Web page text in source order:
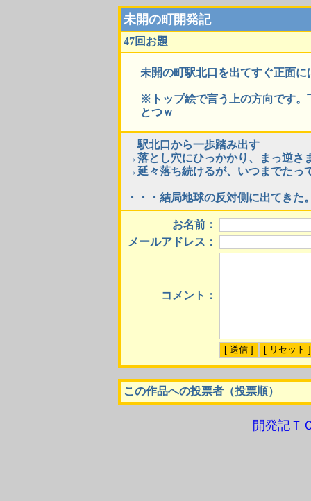
未開の町開発記
47回お題
未開の町駅北口を出てすぐ正面に
※トップ絵で言う上の方向です。
とつｗ
駅北口から一歩踏み出す
→落とし穴にひっかかり、まっ逆さ
→延々落ち続けるが、いつまでたっ
・・・結局地球の反対側に出てき
お名前：
メールアドレス：
コメント：
この作品への投票者（投票順）
開発記Ｔ